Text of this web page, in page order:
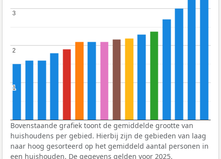
1
1
2
2
3
3
Bovenstaande grafiek toont de gemiddelde grootte van
huishoudens per gebied. Hierbij zijn de gebieden van laag
naar hoog gesorteerd op het gemiddeld aantal personen in
een huishouden. De gegevens gelden voor 2025.